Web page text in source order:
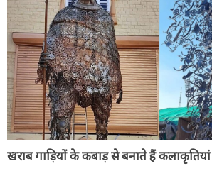
खराब गाड़ियों के कबाड़ से बनाते हैं कलाकृतियां